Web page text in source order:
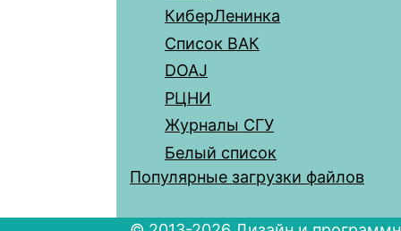
КиберЛенинка
Список ВАК
DOAJ
РЦНИ
Журналы СГУ
Белый список
Популярные загрузки файлов